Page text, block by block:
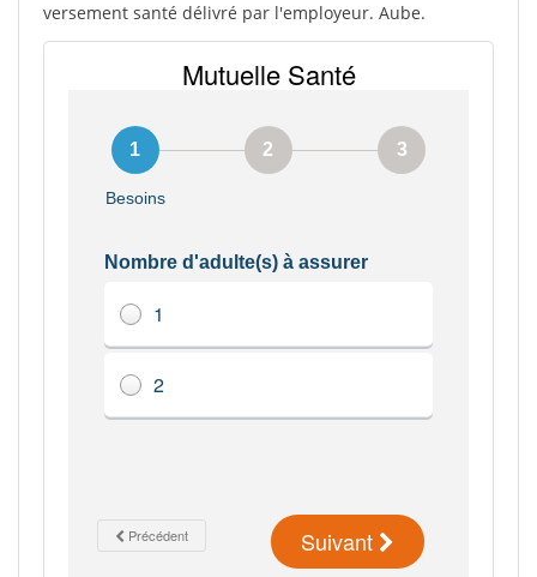
versement santé délivré par l'employeur. Aube.